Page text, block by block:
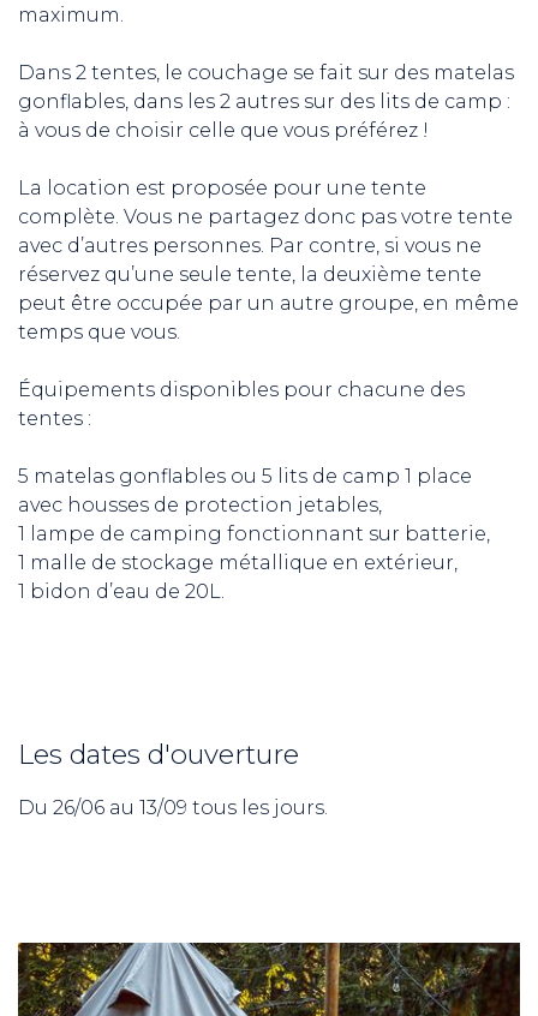
NORDIC
maximum.
Dans 2 tentes, le couchage se fait sur des matelas
gonflables, dans les 2 autres sur des lits de camp :
à vous de choisir celle que vous préférez !
La location est proposée pour une tente
complète. Vous ne partagez donc pas votre tente
avec d’autres personnes. Par contre, si vous ne
réservez qu’une seule tente, la deuxième tente
peut être occupée par un autre groupe, en même
temps que vous.
Équipements disponibles pour chacune des
tentes :
5 matelas gonflables ou 5 lits de camp 1 place
avec housses de protection jetables,
1 lampe de camping fonctionnant sur batterie,
1 malle de stockage métallique en extérieur,
1 bidon d’eau de 20L.
Les dates d'ouverture
Du 26/06 au 13/09 tous les jours.